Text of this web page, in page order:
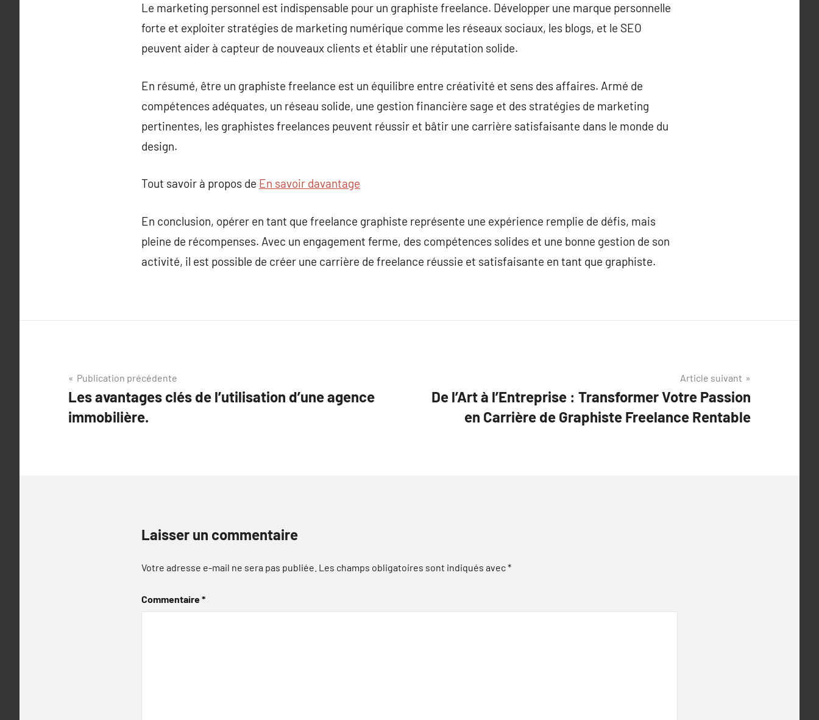
Le marketing personnel est indispensable pour un graphiste freelance. Développer une marque personnelle
forte et exploiter stratégies de marketing numérique comme les réseaux sociaux, les blogs, et le SEO
peuvent aider à capteur de nouveaux clients et établir une réputation solide.
En résumé, être un graphiste freelance est un équilibre entre créativité et sens des affaires. Armé de
compétences adéquates, un réseau solide, une gestion financière sage et des stratégies de marketing
pertinentes, les graphistes freelances peuvent réussir et bâtir une carrière satisfaisante dans le monde du
design.
Tout savoir à propos de En savoir davantage
En conclusion, opérer en tant que freelance graphiste représente une expérience remplie de défis, mais
pleine de récompenses. Avec un engagement ferme, des compétences solides et une bonne gestion de son
activité, il est possible de créer une carrière de freelance réussie et satisfaisante en tant que graphiste.
Navigation
de
l’article
Publication précédente
Les avantages clés de l’utilisation d’une agence
immobilière.
Article suivant
De l’Art à l’Entreprise : Transformer Votre Passion
en Carrière de Graphiste Freelance Rentable
Laisser un commentaire
Votre adresse e-mail ne sera pas publiée. Les champs obligatoires sont indiqués avec*
Commentaire*